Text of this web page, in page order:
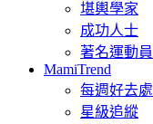
堪輿學家
成功人士
著名運動員
MamiTrend
每週好去處
星級追縱